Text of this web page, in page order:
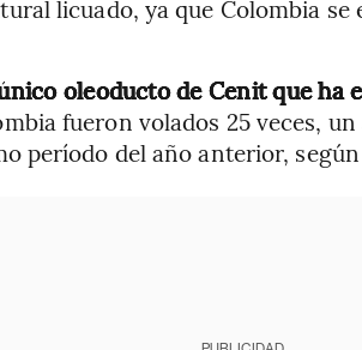
licuado, ya que Colombia se
oleoducto de Cenit que ha
fueron volados 25 veces,
período del año anterior,